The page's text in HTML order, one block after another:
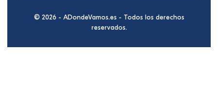
© 2026 - ADondeVamos.es - Todos los derechos
reservados.